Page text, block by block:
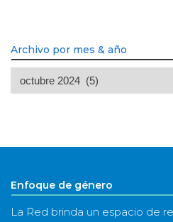
Archivo por mes & año
Archivo
por
año
Enfoque de género
La Red brinda un espacio de